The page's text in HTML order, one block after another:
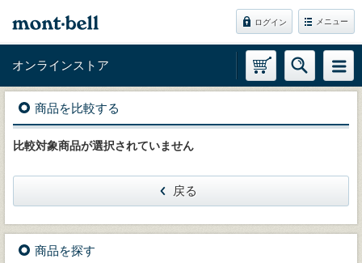
ログイン メニュー
オンラインストア
商品を比較する
比較対象商品が選択されていません
戻る
商品を探す